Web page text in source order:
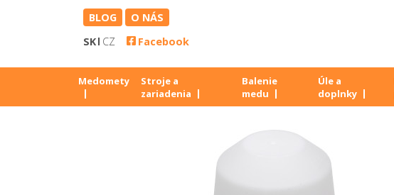
BLOG
O NÁS
SK CZ Facebook
Medomety
Stroje a
zariadenia
Balenie
medu
Úle a
doplnky